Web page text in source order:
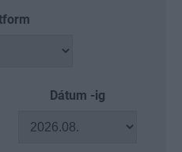
Dátum -ig